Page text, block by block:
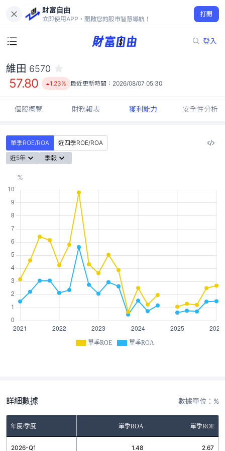
財富自由
立即使用APP，開啟您的股市智慧導航！
打開
登入
57.80
1.23%
維田 6570
57.80 1.23% 最近更新時間： 2026/08/07 05:30
個股概覽 財務報表 獲利能力 安全性分析
單季ROE/ROA
近四季ROE/ROA
近5年
季報
單季ROE 單季ROA
詳細數據 數據單位：%
年度/季度 單季ROA 單季ROE
2026-Q1 1.48 2.67